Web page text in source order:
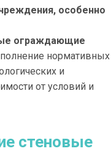
особенно
ограждающие
нормативных
и
от условий и
стеновые